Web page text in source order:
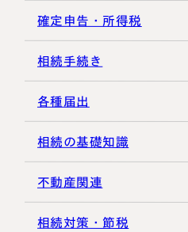
税務調査・申告実務
各種控除・特例
贈与税の基礎知識
贈与の特例制度
生前贈与
その他贈与関連
確定申告・所得税
譲渡所得
その他所得税
相続手続き
遺言書
遺留分
遺産分割
相続登記・名義変更
各種届出
税金の納付
死亡届・届出関連
延納・物納
相続の基礎知識
法定相続人・法定相続分
相続財産
不動産関連
建物・マンション評価
相続対策・節税